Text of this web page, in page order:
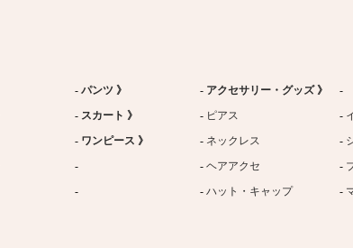
パンツ 》
アクセサリー・グッズ 》
スカート 》 ピアス
ワンピース 》 ネックレス
ヘアアクセ
ハット・キャップ